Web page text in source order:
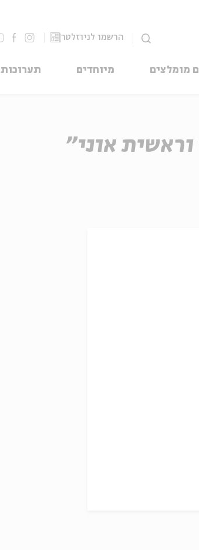
הרשמו לניוזלטר
מומלצים מיוחדים תערוכות
אוני"